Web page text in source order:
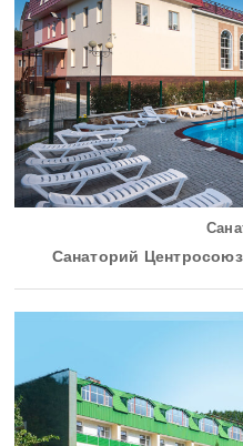
Санаторий